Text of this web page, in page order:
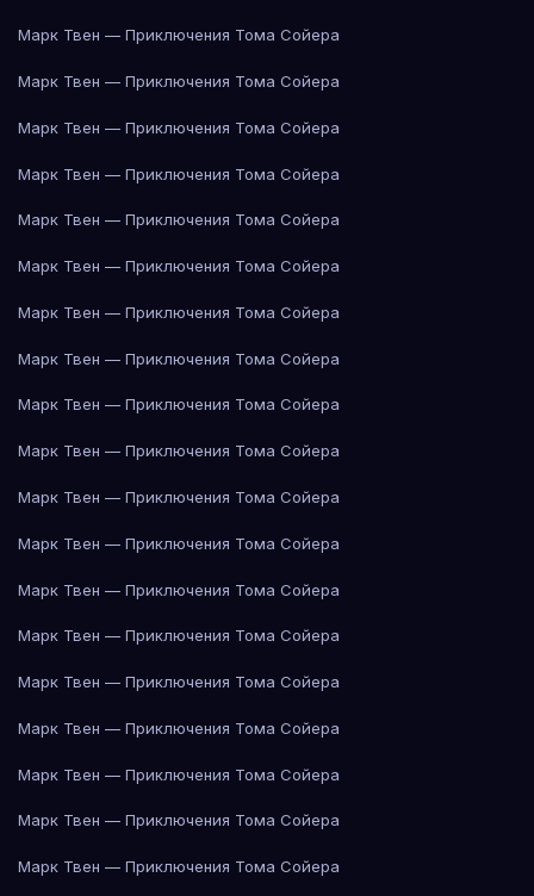
Марк Твен — Приключения Тома Сойера
Марк Твен — Приключения Тома Сойера
Марк Твен — Приключения Тома Сойера
Марк Твен — Приключения Тома Сойера
Марк Твен — Приключения Тома Сойера
Марк Твен — Приключения Тома Сойера
Марк Твен — Приключения Тома Сойера
Марк Твен — Приключения Тома Сойера
Марк Твен — Приключения Тома Сойера
Марк Твен — Приключения Тома Сойера
Марк Твен — Приключения Тома Сойера
Марк Твен — Приключения Тома Сойера
Марк Твен — Приключения Тома Сойера
Марк Твен — Приключения Тома Сойера
Марк Твен — Приключения Тома Сойера
Марк Твен — Приключения Тома Сойера
Марк Твен — Приключения Тома Сойера
Марк Твен — Приключения Тома Сойера
Марк Твен — Приключения Тома Сойера